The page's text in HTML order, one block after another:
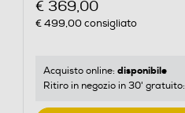
€ 369,00
€ 499,00consigliato
Acquisto online: disponibile
Ritiro in negozio in 30' gratuito: